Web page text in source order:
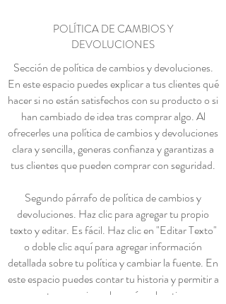
POLÍTICA DE CAMBIOS Y
DEVOLUCIONES
Sección de política de cambios y devoluciones.
En este espacio puedes explicar a tus clientes qué
hacer si no están satisfechos con su producto o si
han cambiado de idea tras comprar algo. Al
ofrecerles una política de cambios y devoluciones
clara y sencilla, generas confianza y garantizas a
tus clientes que pueden comprar con seguridad.
Segundo párrafo de política de cambios y
devoluciones. Haz clic para agregar tu propio
texto y editar. Es fácil. Haz clic en "Editar Texto"
o doble clic aquí para agregar información
detallada sobre tu política y cambiar la fuente. En
este espacio puedes contar tu historia y permitir a
tus usuarios saber más sobre ti.